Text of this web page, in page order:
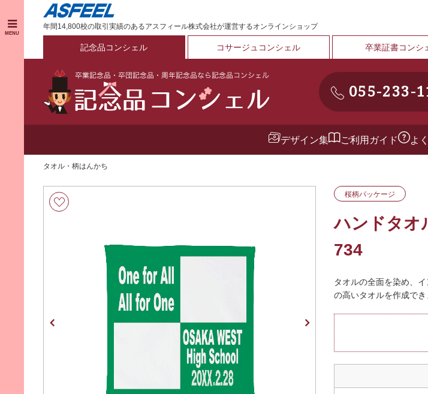
年間14,800校の取引実績のあるアスフィール株式会社が運営するオンラインショップ
記念品コンシェル コサージュコンシェル 卒業証書コンシ
055-233-
デザイン集 ご利用ガイド よ
タオル・柄はんかち
桜柄パッケージ
ハンドタオ
734
タオルの全面を染め、
の高いタオルを作成でき
MENU